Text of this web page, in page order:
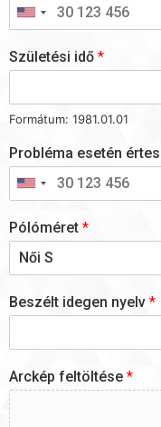
Születési idő *
Formátum: 1981.01.01
Probléma esetén
Pólóméret *
Beszélt idegen nyelv *
Arckép feltöltése *